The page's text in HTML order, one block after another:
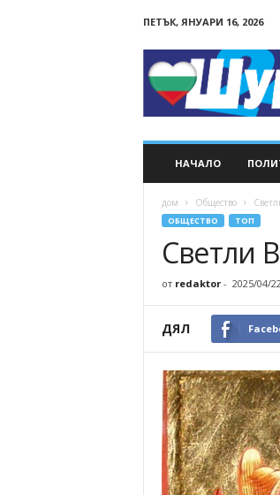
ПЕТЪК, ЯНУАРИ 16, 2026
НАЧАЛО
дом Общество
ОБЩЕСТВО ТОП
Светли
от redaktor- 2025/04/
ДЯЛ